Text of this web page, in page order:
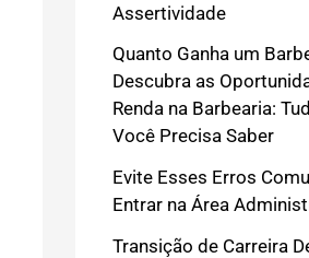
Assertividade
Quanto Ganha um
Descubra as
Renda na Barbearia:
Você Precisa Saber
Evite Esses Erros
Entrar na Área
Transição de Carreira